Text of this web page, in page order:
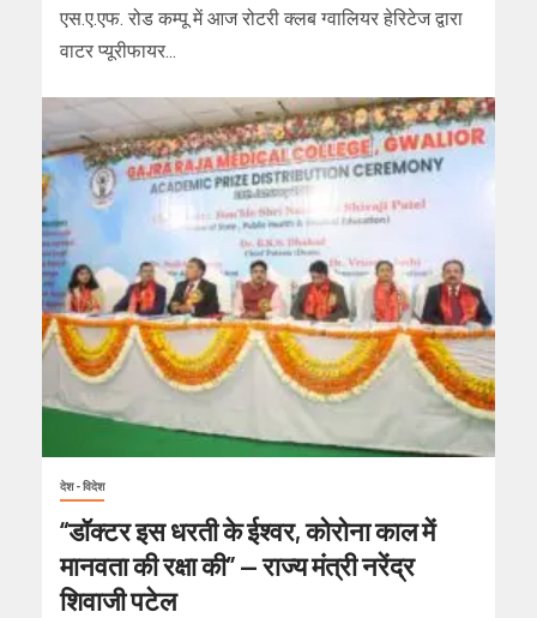
एस.ए.एफ. रोड कम्पू में आज रोटरी क्लब ग्वालियर हेरिटेज द्वारा
वाटर प्यूरीफायर...
देश - विदेश
“डॉक्टर इस धरती के ईश्वर, कोरोना काल में
मानवता की रक्षा की” — राज्य मंत्री नरेंद्र
शिवाजी पटेल